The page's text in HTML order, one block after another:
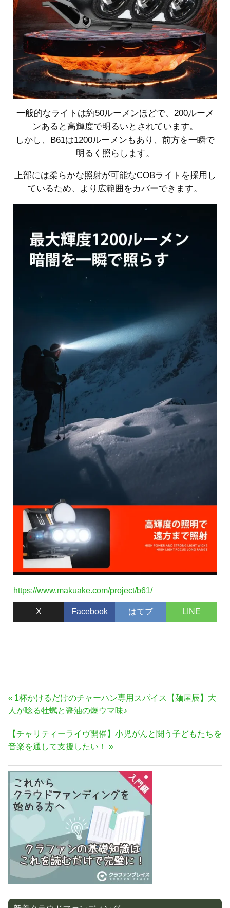
一般的なライトは約50ルーメンほどで、200ルーメ
ンあると高輝度で明るいとされています。
しかし、B61は1200ルーメンもあり、前方を一瞬で
明るく照らします。
上部には柔らかな照射が可能なCOBライトを採用し
ているため、より広範囲をカバーできます。
https://www.makuake.com/project/b61/
X Facebook はてブ LINE
投
稿
ビ
ゲ
ー
シ
ョ
ン
前
の
事:
1杯かけるだけのチャーハン専用スパイス【麺屋辰】大
人が唸る牡蠣と醤油の爆ウマ味♪
次
の
事:
【チャリティーライヴ開催】小児がんと闘う子どもたちを
音楽を通して支援したい！